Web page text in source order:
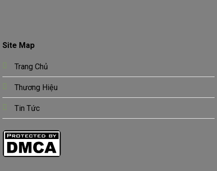
Site Map
Trang Chủ
Thương Hiệu
Tin Tức